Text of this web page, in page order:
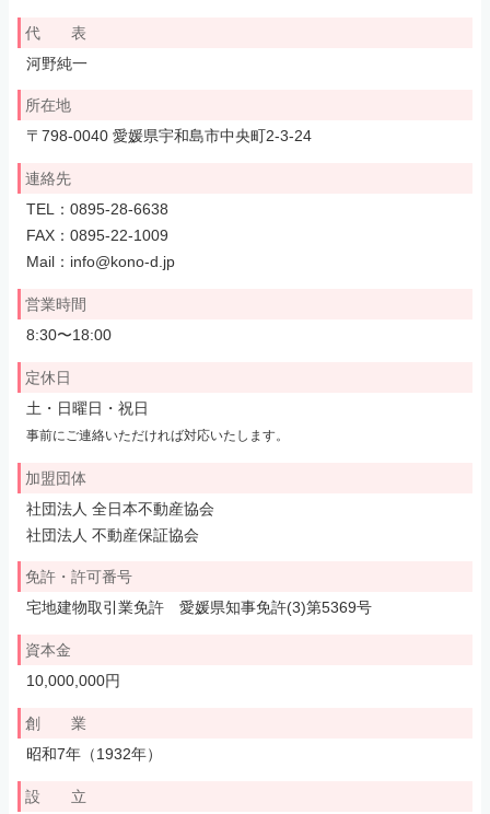
代 表
河野純一
所在地
〒798-0040 愛媛県宇和島市中央町2-3-24
連絡先
TEL：0895-28-6638
FAX：0895-22-1009
Mail：info@kono-d.jp
営業時間
8:30〜18:00
定休日
土・日曜日・祝日
事前にご連絡いただければ対応いたします。
加盟団体
社団法人 全日本不動産協会
社団法人 不動産保証協会
免許・許可番号
宅地建物取引業免許 愛媛県知事免許(3)第5369号
資本金
10,000,000円
創 業
昭和7年（1932年）
設 立